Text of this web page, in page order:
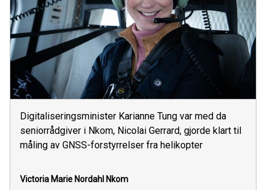
Digitaliseringsminister Karianne Tung var med da
seniorrådgiver i Nkom, Nicolai Gerrard, gjorde klart til
måling av GNSS-forstyrrelser fra helikopter
Victoria Marie Nordahl Nkom